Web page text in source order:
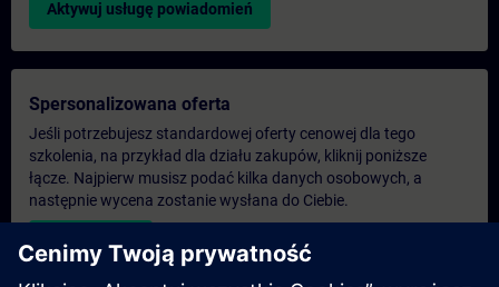
Aktywuj usługę powiadomień
Spersonalizowana oferta
Jeśli potrzebujesz standardowej oferty cenowej dla tego
szkolenia, na przykład dla działu zakupów, kliknij poniższe
łącze. Najpierw musisz podać kilka danych osobowych, a
następnie wycena zostanie wysłana do Ciebie.
Podaj ofertę